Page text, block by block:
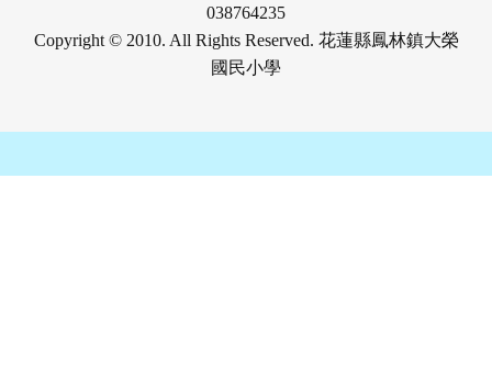
038764235
Copyright © 2010. All Rights Reserved. 花蓮縣鳳林鎮大榮
國民小學